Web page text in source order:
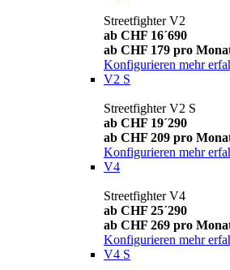
Streetfighter V2
ab CHF 16´690
ab CHF 179 pro
Konfigurieren mehr
V2 S
Streetfighter V2 S
ab CHF 19´290
ab CHF 209 pro
Konfigurieren mehr
V4
Streetfighter V4
ab CHF 25´290
ab CHF 269 pro
Konfigurieren mehr
V4 S